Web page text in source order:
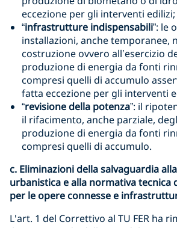
eccezione per gli interventi edilizi;
“infrastrutture indispensabili”: le
installazioni, anche temporanee,
costruzione ovvero all’esercizio
produzione di energia da fonti
compresi quelli di accumulo
fatta eccezione per gli interventi
“revisione della potenza”: il
il rifacimento, anche parziale,
produzione di energia da fonti
compresi quelli di accumulo.
c. Eliminazioni della salvaguardia
urbanistica e alla normativa tecnica
per le opere connesse e
L'art. 1 del Correttivo al TU FER ha